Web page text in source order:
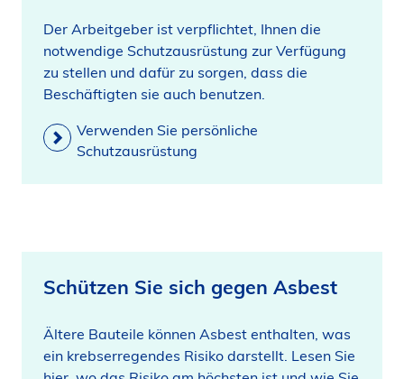
Der Arbeitgeber ist verpflichtet, Ihnen die
notwendige Schutzausrüstung zur Verfügung
zu stellen und dafür zu sorgen, dass die
Beschäftigten sie auch benutzen.
Verwenden Sie persönliche
Schutzausrüstung
Schützen Sie sich gegen Asbest
Ältere Bauteile können Asbest enthalten, was
ein krebserregendes Risiko darstellt. Lesen Sie